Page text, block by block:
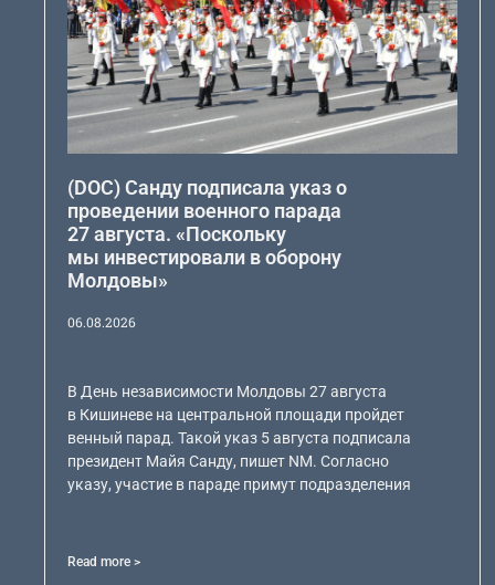
(DOC) Санду подписала указ о
проведении военного парада
27 августа. «Поскольку
мы инвестировали в оборону
Молдовы»
06.08.2026
В День независимости Молдовы 27 августа
в Кишиневе на центральной площади пройдет
венный парад. Такой указ 5 августа подписала
президент Майя Санду, пишет NM. Согласно
указу, участие в параде примут подразделения
Read more >